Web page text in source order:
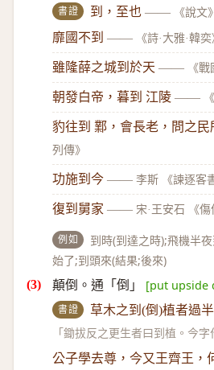
書證 到，至也 —— 《說文》
靡國不到 —— 《詩·大雅·韓奕
雖隆薛之城到於天 —— 《
朝發白帝，暮到 江陵 ——
豹往到 鄴，會長老，問之民
列傳》
功施到今 —— 李斯 《諫逐客
復到舅家 —— 宋·王安石 《傷
例如
到時(到達之時);飛機半
始了;到頭來(結果;後來)
顛倒。通「倒」 [put upside
書證 草木之到(倒)植者過半
「鋤拔反之更生者曰到植。今字
公子學去尊，今又王齊王，